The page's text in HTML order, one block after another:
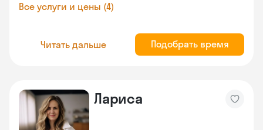
Все услуги и цены (4)
Читать дальше Подобрать время
Лариса